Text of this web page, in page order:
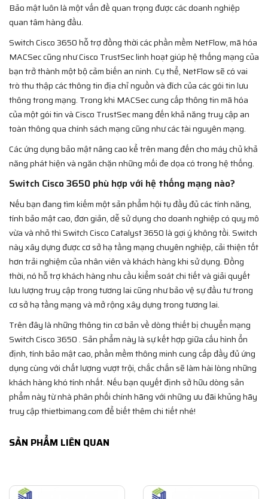
Bảo mật luôn là một vấn đề quan trọng được các doanh nghiệp
quan tâm hàng đầu.
Switch Cisco 3650 hỗ trợ đồng thời các phần mềm NetFlow, mã hóa
MACSec cũng như Cisco TrustSec linh hoạt giúp hệ thống mạng của
bạn trở thành một bộ cảm biến an ninh. Cụ thể, NetFlow sẽ có vai
trò thu thập các thông tin địa chỉ nguồn và đích của các gói tin lưu
thông trong mạng. Trong khi MACSec cung cấp thông tin mã hóa
của một gói tin và Cisco TrustSec mang đến khả năng truy cập an
toàn thông qua chính sách mạng cũng như các tài nguyên mạng.
Các ứng dụng bảo mật nâng cao kể trên mang đến cho máy chủ khả
năng phát hiện và ngăn chặn những mối đe dọa có trong hệ thống.
Switch Cisco 3650 phù hợp với hệ thống mạng nào?
Nếu bạn đang tìm kiếm một sản phẩm hội tụ đầy đủ các tính năng,
tính bảo mật cao, đơn giản, dễ sử dụng cho doanh nghiệp có quy mô
vừa và nhỏ thì Switch Cisco Catalyst 3650 là gợi ý không tồi. Switch
này xây dựng được cơ sở hạ tầng mạng chuyên nghiệp, cải thiện tốt
hơn trải nghiệm của nhân viên và khách hàng khi sử dụng. Đồng
thời, nó hỗ trợ khách hàng nhu cầu kiểm soát chi tiết và giải quyết
lưu lượng truy cập trong tương lai cũng như bảo vệ sự đầu tư trong
cơ sở hạ tầng mạng và mở rộng xây dựng trong tương lai.
Trên đây là những thông tin cơ bản về dòng thiết bị chuyển mạng
Switch Cisco 3650 . Sản phẩm này là sự kết hợp giữa cấu hình ổn
định, tính bảo mật cao, phần mềm thông minh cung cấp đầy đủ ứng
dụng cùng với chất lượng vượt trội, chắc chắn sẽ làm hài lòng những
khách hàng khó tính nhất. Nếu bạn quyết định sở hữu dòng sản
phẩm này từ nhà phân phối chính hãng với những ưu đãi khủng hãy
truy cập thietbimang.com để biết thêm chi tiết nhé!
SẢN PHẨM LIÊN QUAN